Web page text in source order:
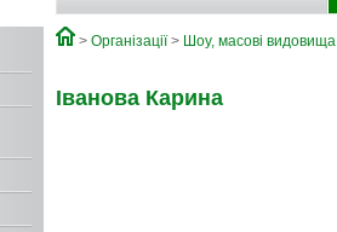
> Організації> Шоу, масові видовища
Іванова Карина